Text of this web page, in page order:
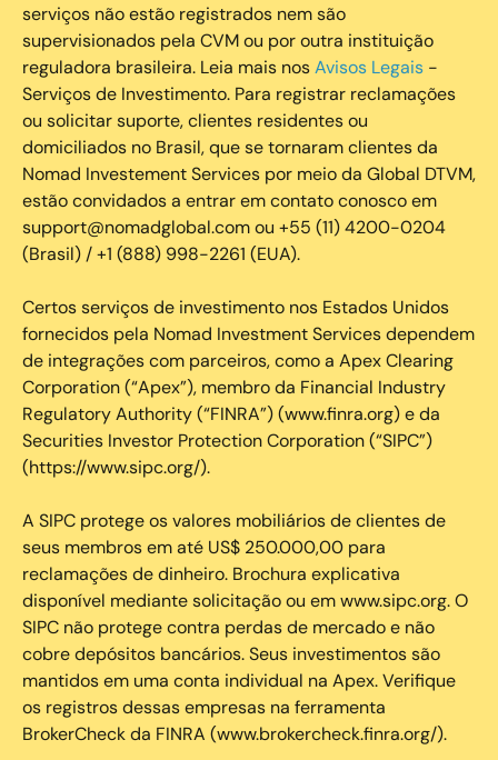
serviços não estão registrados nem são
supervisionados pela CVM ou por outra instituição
reguladora brasileira. Leia mais nosAvisos Legais -
Serviços de Investimento. Para registrar reclamações
ou solicitar suporte, clientes residentes ou
domiciliados no Brasil, que se tornaram clientes da
Nomad Investement Services por meio da Global DTVM,
estão convidados a entrar em contato conosco em
support@nomadglobal.com ou +55 (11) 4200-0204
(Brasil) / +1 (888) 998-2261 (EUA).
Certos serviços de investimento nos Estados Unidos
fornecidos pela Nomad Investment Services dependem
de integrações com parceiros, como a Apex Clearing
Corporation (“Apex”), membro da Financial Industry
Regulatory Authority (“FINRA”) (www.finra.org) e da
Securities Investor Protection Corporation (“SIPC”)
(https://www.sipc.org/).
A SIPC protege os valores mobiliários de clientes de
seus membros em até US$ 250.000,00 para
reclamações de dinheiro. Brochura explicativa
disponível mediante solicitação ou em www.sipc.org. O
SIPC não protege contra perdas de mercado e não
cobre depósitos bancários. Seus investimentos são
mantidos em uma conta individual na Apex. Verifique
os registros dessas empresas na ferramenta
BrokerCheck da FINRA (www.brokercheck.finra.org/).